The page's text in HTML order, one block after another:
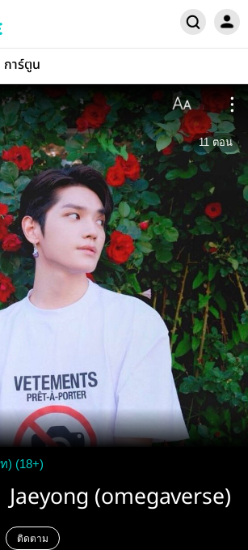
การ์ตูน
11 ตอน
) (18+)
(omegaverse)
ติดตาม